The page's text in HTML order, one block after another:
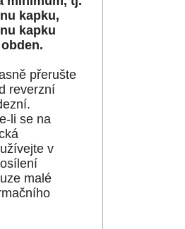
kapku,
kapku
přerušte
reverzní
li se na
v
malé